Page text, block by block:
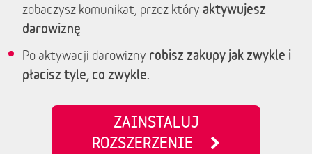
zobaczysz komunikat, przez który aktywujesz
darowiznę
Po aktywacji darowizny robisz zakupy jak zwykle i
płacisz tyle, co zwykle.
ZAINSTALUJ
ROZSZERZENIE